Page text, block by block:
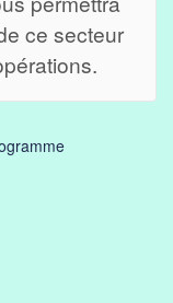
ce secteur